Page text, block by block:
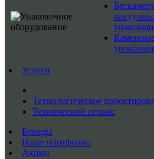
Услуги
Технологическое
Технический сервис
Бренды
Наше портфолио
Акции